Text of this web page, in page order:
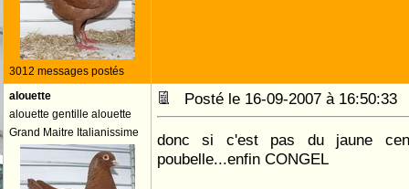
3012 messages postés
alouette
alouette gentille alouette
Grand Maitre Italianissime
Posté le 16-09-2007 à
donc si c'est pas du jaune
poubelle...enfin CONGEL